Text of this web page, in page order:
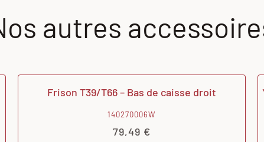
autres
Frison T39/T66 – Bas de caisse droit
140270006W
79,49 €